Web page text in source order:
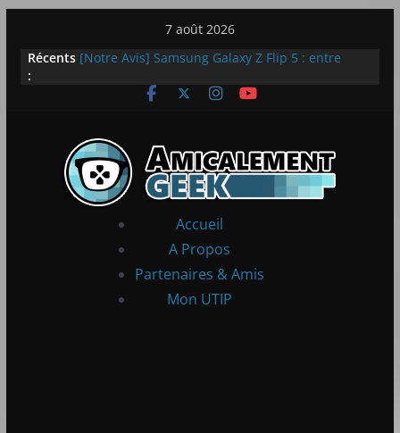
contenu
7 août 2026
Récents
:
LEGO dévoile la LEGO Technic McLaren P1
innovation et quotidien
[Notre Avis] Spy x Family: Code White
Accueil
A Propos
Partenaires & Amis
Mon UTIP